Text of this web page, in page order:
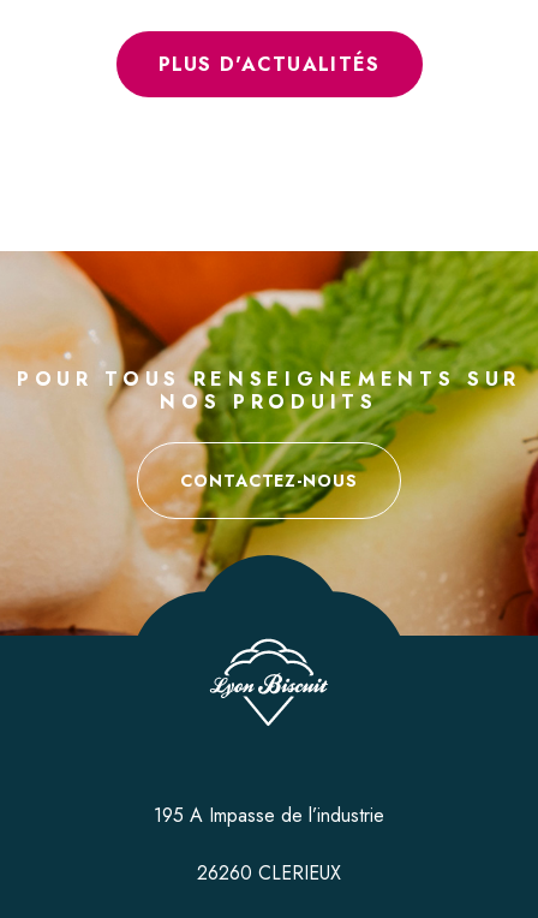
PLUS D'ACTUALITÉS
POUR TOUS RENSEIGNEMENTS SUR
NOS PRODUITS
CONTACTEZ-NOUS
195 A Impasse de l’industrie
26260 CLERIEUX